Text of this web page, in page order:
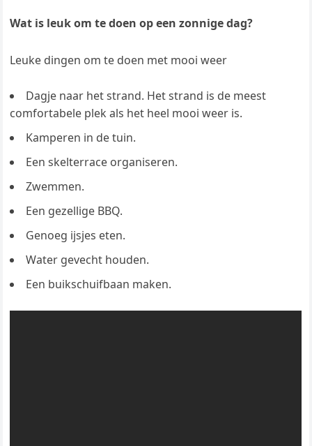
Wat is leuk om te doen op een zonnige dag?
Leuke dingen om te doen met mooi weer
Dagje naar het strand. Het strand is de meest
comfortabele plek als het heel mooi weer is.
Kamperen in de tuin.
Een skelterrace organiseren.
Zwemmen.
Een gezellige BBQ.
Genoeg ijsjes eten.
Water gevecht houden.
Een buikschuifbaan maken.